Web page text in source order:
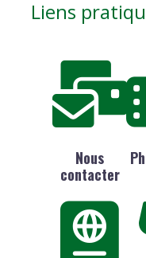
Liens
Nous
contacter